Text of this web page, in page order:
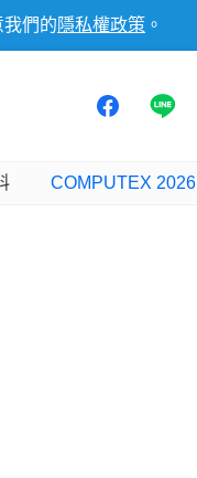
們的 隱私權政策 。
COMPUTEX 2026